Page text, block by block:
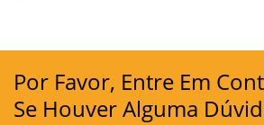
Por Favor, Entre Em
Se Houver Alguma